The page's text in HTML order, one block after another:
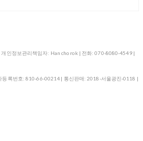
인정보관리책임자: Han cho rok | 전화: 070-8080-4549 |
등록번호: 810-66-00214 | 통신판매:2018-서울광진-0118 |